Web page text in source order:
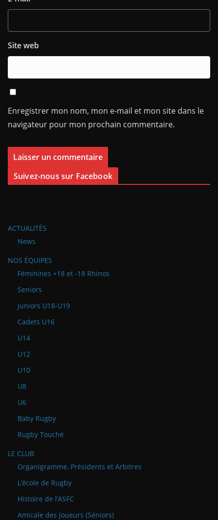
Site web
Enregistrer mon nom, mon e-mail et mon site dans le
navigateur pour mon prochain commentaire.
Suivez-nous sur Facebook
ACTUALITÉS
News
NOS ÉQUIPES
Féminines +18 et -18 Rhinos
Seniors
Juniors U18-U19
Cadets U16
U14
U12
U10
U8
U6
Baby Rugby
Rugby Touché
LE CLUB
Organigramme, Présidents et Arbitres
L’école de Rugby
Histoire de l’ASFC
Amicale des Joueurs (Séniors)